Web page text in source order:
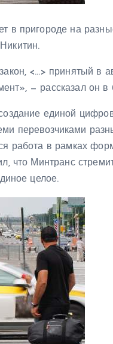
в пригороде на
<…> принятый в
— рассказал он
единой
перевозчиками
работа в рамках
что Минтранс
целое.